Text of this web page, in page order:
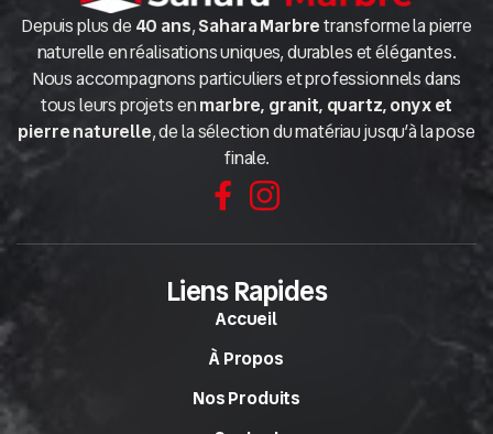
Depuis plus de 40 ans,Sahara Marbretransforme la pierre
naturelle en réalisations uniques, durables et élégantes.
Nous accompagnons particuliers et professionnels dans
tous leurs projets enmarbre, granit, quartz, onyx et
pierre naturelle, de la sélection du matériau jusqu’à la pose
finale.
Liens Rapides
Accueil
À Propos
Nos Produits